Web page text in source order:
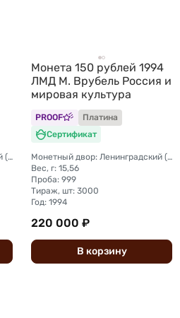
Монетный двор: Ленинградский (ЛМД)
Монета 150 рублей 1994
ЛМД М. Врубель Россия и
мировая культура
PROOF
Платина
Сертификат
Монетный двор: Ленинградский (ЛМД)
Вес, г: 15,56
Проба: 999
Тираж, шт: 3000
Год: 1994
220 000 ₽
В корзину